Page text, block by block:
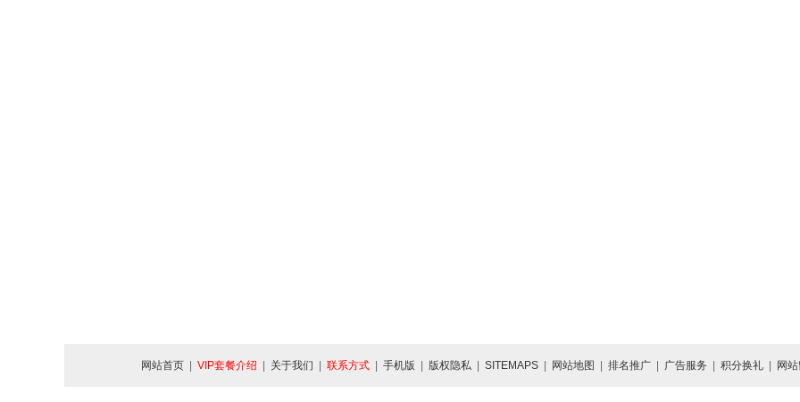
网站首页 VIP套餐介绍 关于我们 联系方式 手机版 版权隐私 SITEMAPS 网站地图 排名推广 广告服务 积分换礼 网